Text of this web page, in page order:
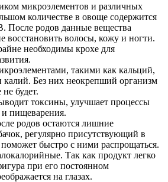
микроэлементов и различных
количестве в овоще содержится
После родов данные вещества
восстановить волосы, кожу и ногти.
необходимы крохе для
такими как кальций,
калий. Без них неокрепший организм
не будет.
токсины, улучшает процессы
пищеварения.
родов остаются лишние
регулярно присутствующий в
быстро с ними распрощаться.
Так как продукт легко
при его постоянном
на глазах.